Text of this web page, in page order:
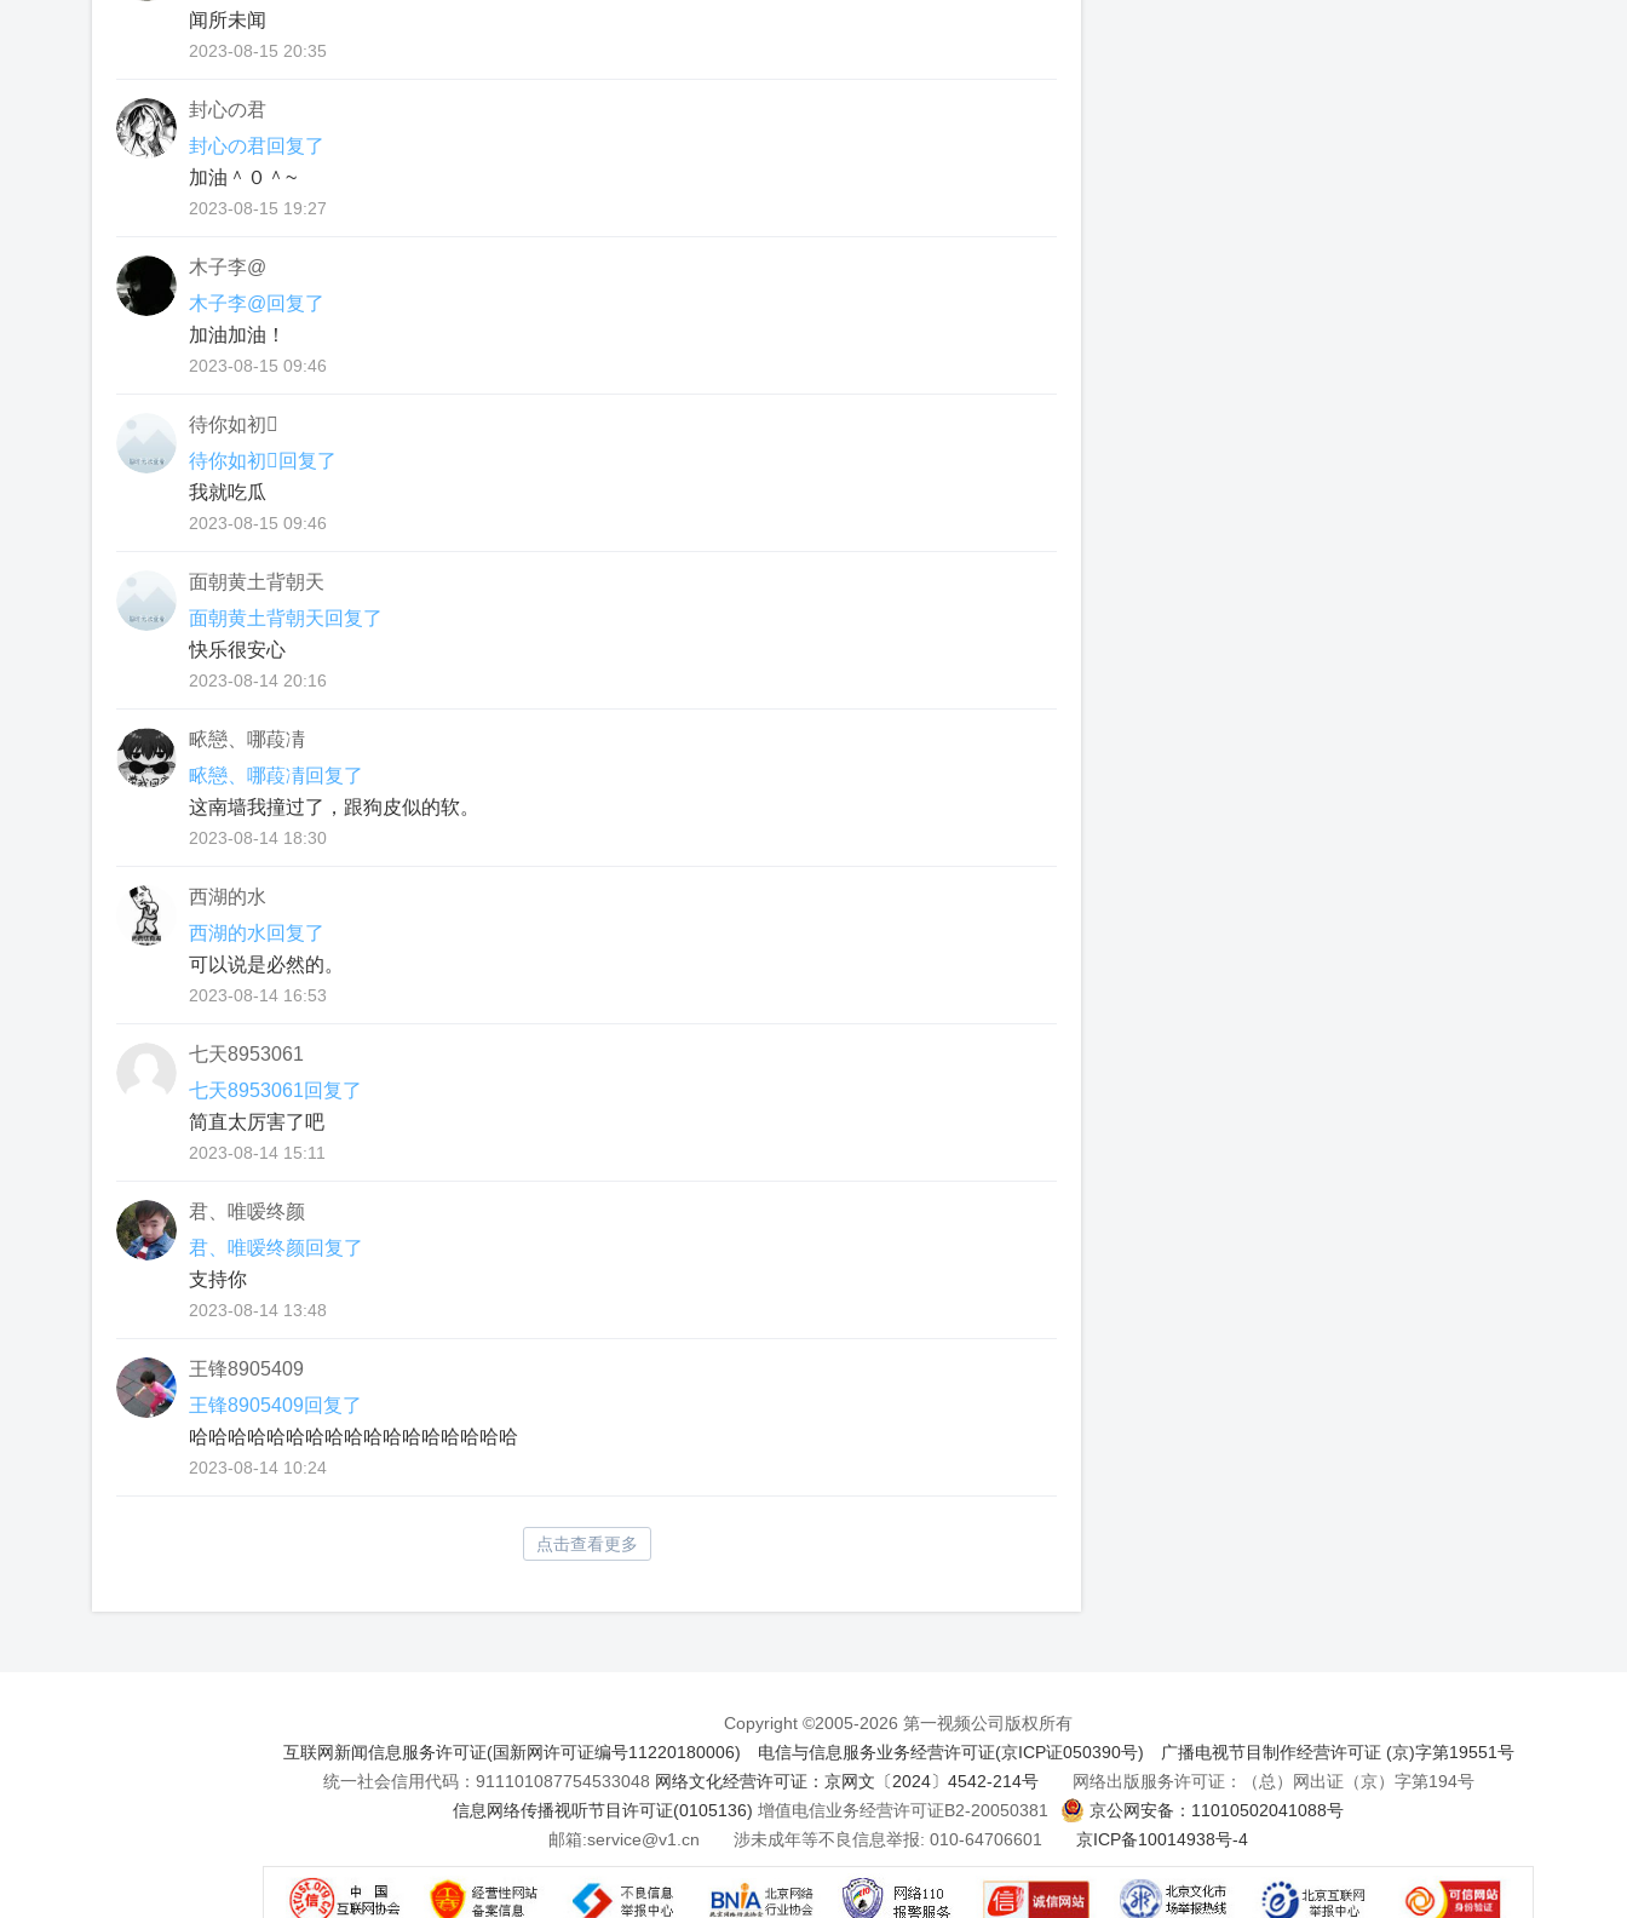
闻所未闻
2023-08-15 20:35
封心の君
封心の君回复了
加油＾０＾~
2023-08-15 19:27
木子李@
木子李@回复了
加油加油！
2023-08-15 09:46
待你如初
待你如初回复了
我就吃瓜
2023-08-15 09:46
面朝黄土背朝天
面朝黄土背朝天回复了
快乐很安心
2023-08-14 20:16
畩戀、哪葮凊
畩戀、哪葮凊回复了
这南墙我撞过了，跟狗皮似的软。
2023-08-14 18:30
西湖的水
西湖的水回复了
可以说是必然的。
2023-08-14 16:53
七天8953061
七天8953061回复了
简直太厉害了吧
2023-08-14 15:11
君、唯嗳终颜
君、唯嗳终颜回复了
支持你
2023-08-14 13:48
王锋8905409
王锋8905409回复了
哈哈哈哈哈哈哈哈哈哈哈哈哈哈哈哈哈
2023-08-14 10:24
点击查看更多
Copyright ©2005-2026 第一视频公司版权所有
互联网新闻信息服务许可证(国新网许可证编号11220180006)
电信与信息服务业务经营许可证(京ICP证050390号)
广播电视节目制作经营许可证 (京)字第19551号
统一社会信用代码：911101087754533048 网络文化经营许可证：京网文〔2024〕4542-214号网络出版服务许可证：（总）网出证（京）字第194号
信息网络传播视听节目许可证(0105136) 增值电信业务经营许可证B2-20050381
京公网安备：11010502041088号
邮箱:service@v1.cn 涉未成年等不良信息举报: 010-64706601 京ICP备10014938号-4